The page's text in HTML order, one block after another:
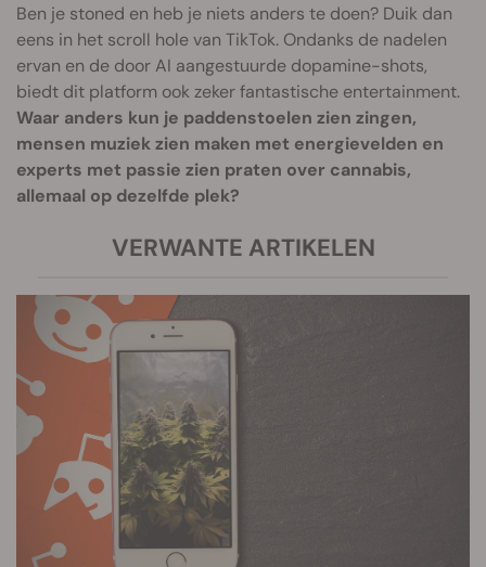
Ben je stoned en heb je niets anders te doen? Duik dan
eens in het scroll hole van TikTok. Ondanks de nadelen
ervan en de door AI aangestuurde dopamine-shots,
biedt dit platform ook zeker fantastische entertainment.
Waar anders kun je paddenstoelen zien zingen,
mensen muziek zien maken met energievelden en
experts met passie zien praten over cannabis,
allemaal op dezelfde plek?
VERWANTE ARTIKELEN